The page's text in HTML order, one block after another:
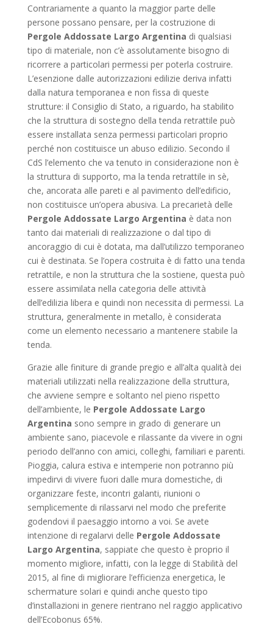
Contrariamente a quanto la maggior parte delle
persone possano pensare, per la costruzione di
Pergole Addossate Largo Argentina di qualsiasi
tipo di materiale, non c’è assolutamente bisogno di
ricorrere a particolari permessi per poterla costruire.
L’esenzione dalle autorizzazioni edilizie deriva infatti
dalla natura temporanea e non fissa di queste
strutture: il Consiglio di Stato, a riguardo, ha stabilito
che la struttura di sostegno della tenda retrattile può
essere installata senza permessi particolari proprio
perché non costituisce un abuso edilizio. Secondo il
CdS l’elemento che va tenuto in considerazione non è
la struttura di supporto, ma la tenda retrattile in sè,
che, ancorata alle pareti e al pavimento dell’edificio,
non costituisce un’opera abusiva. La precarietà delle
Pergole Addossate Largo Argentina è data non
tanto dai materiali di realizzazione o dal tipo di
ancoraggio di cui è dotata, ma dall’utilizzo temporaneo
cui è destinata. Se l’opera costruita è di fatto una tenda
retrattile, e non la struttura che la sostiene, questa può
essere assimilata nella categoria delle attività
dell’edilizia libera e quindi non necessita di permessi. La
struttura, generalmente in metallo, è considerata
come un elemento necessario a mantenere stabile la
tenda.
Grazie alle finiture di grande pregio e all’alta qualità dei
materiali utilizzati nella realizzazione della struttura,
che avviene sempre e soltanto nel pieno rispetto
dell’ambiente, le Pergole Addossate Largo
Argentina sono sempre in grado di generare un
ambiente sano, piacevole e rilassante da vivere in ogni
periodo dell’anno con amici, colleghi, familiari e parenti.
Pioggia, calura estiva e intemperie non potranno più
impedirvi di vivere fuori dalle mura domestiche, di
organizzare feste, incontri galanti, riunioni o
semplicemente di rilassarvi nel modo che preferite
godendovi il paesaggio intorno a voi. Se avete
intenzione di regalarvi delle Pergole Addossate
Largo Argentina, sappiate che questo è proprio il
momento migliore, infatti, con la legge di Stabilità del
2015, al fine di migliorare l’efficienza energetica, le
schermature solari e quindi anche questo tipo
d’installazioni in genere rientrano nel raggio applicativo
dell’Ecobonus 65%.